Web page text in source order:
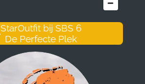
StarOutfit bij SBS 6
De Perfecte Plek